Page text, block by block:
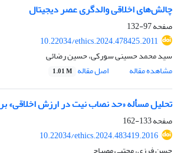
چالش‌های اخلاقی والدگری عصر دیجیتال
صفحه97-132
10.22034/ethics.2024.478425.2011
سید محمد حسینی سورکی، حسین رضائی
مشاهده مقاله
اصل مقاله 1.01 M
تحلیل مسأله «حد نصاب نیت در ارزش اخلاقی»
صفحه133-162
10.22034/ethics.2024.483419.2016